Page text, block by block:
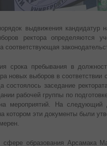
выдвижения кандидатур
ректора определяются
соответствующая
срока пребывания в
новых выборов в
состоялось заседание
рабочей группы по
мероприятий. На следующий
котором эти документы были
образования Арсамака